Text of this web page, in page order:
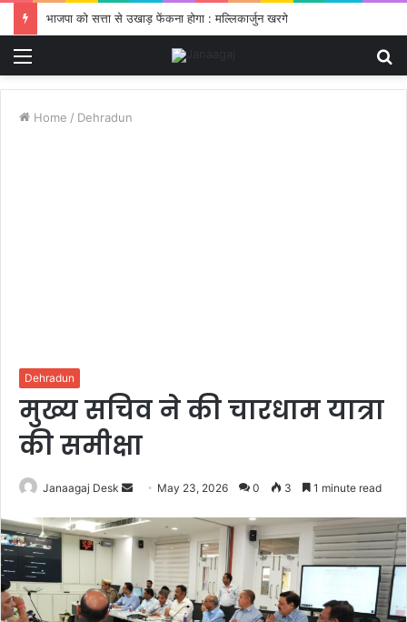
भाजपा को सत्ता से उखाड़ फेंकना होगा : मल्लिकार्जुन खरगे
Home / Dehradun
Dehradun
मुख्य सचिव ने की चारधाम यात्रा
की समीक्षा
Janaagaj Desk
d
n
e
May 23, 2026 0 3 1 minute read